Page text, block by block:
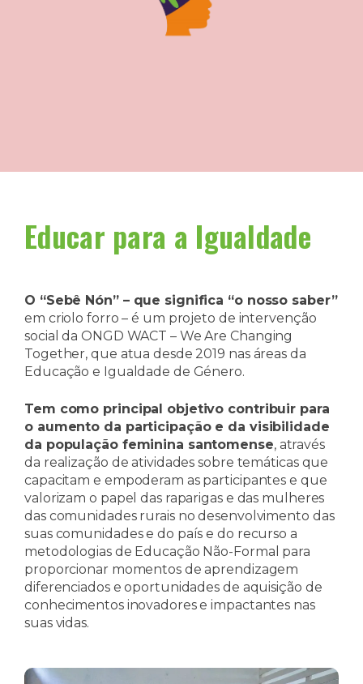
Educar para a Igualdade​
O “Sebê Nón” – que significa “o nosso saber”
em criolo forro – é um projeto de intervenção
social da ONGD WACT – We Are Changing
Together, que atua desde 2019 nas áreas da
Educação e Igualdade de Género.
Tem como principal objetivo contribuir para
o aumento da participação e da visibilidade
da população feminina santomense, através
da realização de atividades sobre temáticas que
capacitam e empoderam as participantes e que
valorizam o papel das raparigas e das mulheres
das comunidades rurais no desenvolvimento das
suas comunidades e do país e do recurso a
metodologias de Educação Não-Formal para
proporcionar momentos de aprendizagem
diferenciados e oportunidades de aquisição de
conhecimentos inovadores e impactantes nas
suas vidas.